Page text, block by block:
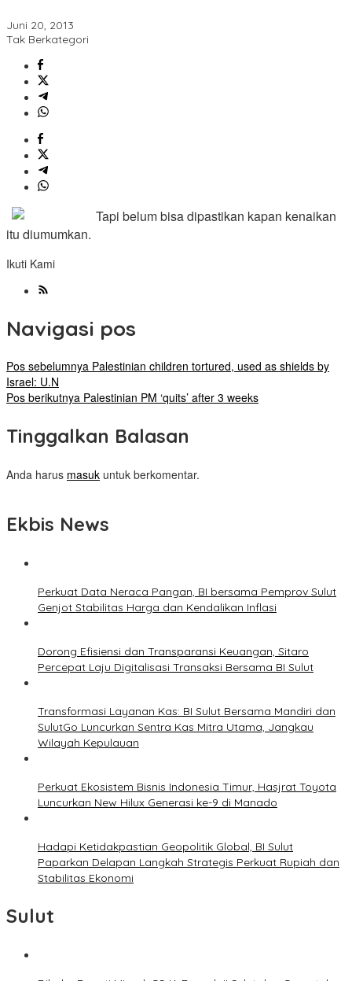
Juni 20, 2013
Tak Berkategori
Tapi belum bisa dipastikan kapan kenaikan
itu diumumkan.
Ikuti Kami
Navigasi pos
Pos sebelumnya Palestinian children tortured, used as shields by
Israel: U.N
Pos berikutnya Palestinian PM ‘quits’ after 3 weeks
Tinggalkan Balasan
Anda harus masuk untuk berkomentar.
Ekbis News
Perkuat Data Neraca Pangan, BI bersama Pemprov Sulut
Genjot Stabilitas Harga dan Kendalikan Inflasi
Dorong Efisiensi dan Transparansi Keuangan, Sitaro
Percepat Laju Digitalisasi Transaksi Bersama BI Sulut
Transformasi Layanan Kas: BI Sulut Bersama Mandiri dan
SulutGo Luncurkan Sentra Kas Mitra Utama, Jangkau
Wilayah Kepulauan
Perkuat Ekosistem Bisnis Indonesia Timur, Hasjrat Toyota
Luncurkan New Hilux Generasi ke-9 di Manado
Hadapi Ketidakpastian Geopolitik Global, BI Sulut
Paparkan Delapan Langkah Strategis Perkuat Rupiah dan
Stabilitas Ekonomi
Sulut